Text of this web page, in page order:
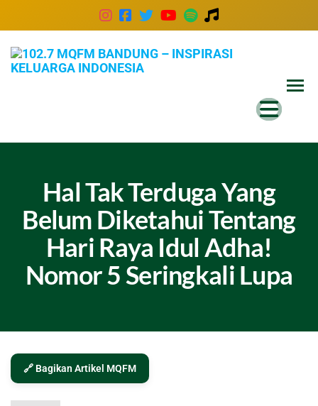
Hal Tak Terduga Yang
Belum Diketahui Tentang
Hari Raya Idul Adha!
Nomor 5 Seringkali Lupa
🔗 Bagikan Artikel MQFM